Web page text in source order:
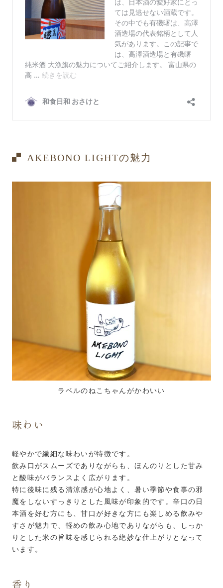
AKEBONO LIGHTの魅力
ラベルのねこちゃんがかわいい
味わい
軽やかで繊細な味わいが特徴です。
飲み口がスムーズでありながらも、ほんのりとした甘み
と酸味がバランスよく広がります。
特に後味に残る清涼感が心地よく、暑い季節や食事の邪
魔をしないすっきりとした風味が印象的です。辛口の日
本酒を好む方にも、甘口が好きな方にも楽しめる飲みや
すさが魅力で、軽めの飲み心地でありながらも、しっか
りとした米の旨味を感じられる絶妙な仕上がりとなって
います。
香り